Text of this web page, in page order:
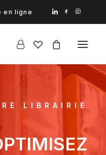
en ligne
LIBRAIRIE